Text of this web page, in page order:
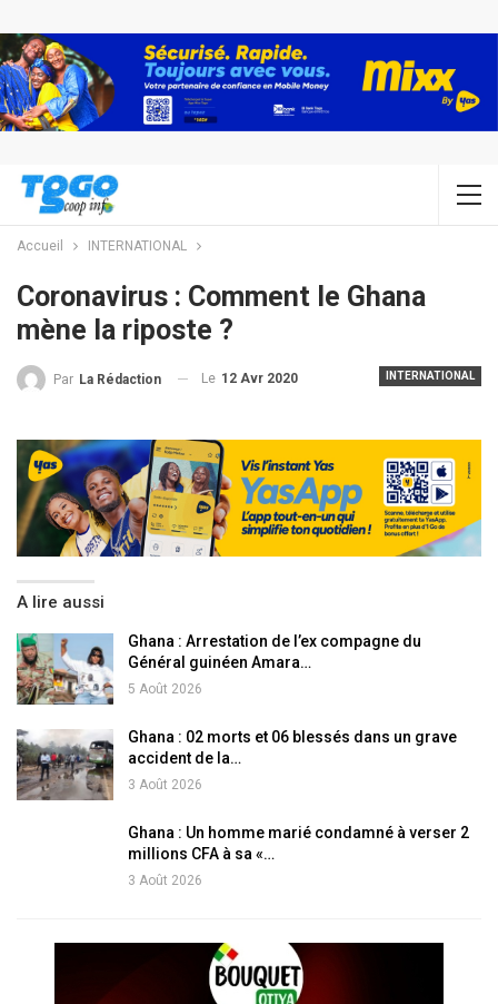
Accueil INTERNATIONAL
Coronavirus : Comment le Ghana
mène la riposte ?
INTERNATIONAL
Par La Rédaction Le 12 Avr 2020
A lire aussi
Ghana : Arrestation de l’ex compagne du
Général guinéen Amara…
5 Août 2026
Ghana : 02 morts et 06 blessés dans un grave
accident de la…
3 Août 2026
Ghana : Un homme marié condamné à verser 2
millions CFA à sa «…
3 Août 2026